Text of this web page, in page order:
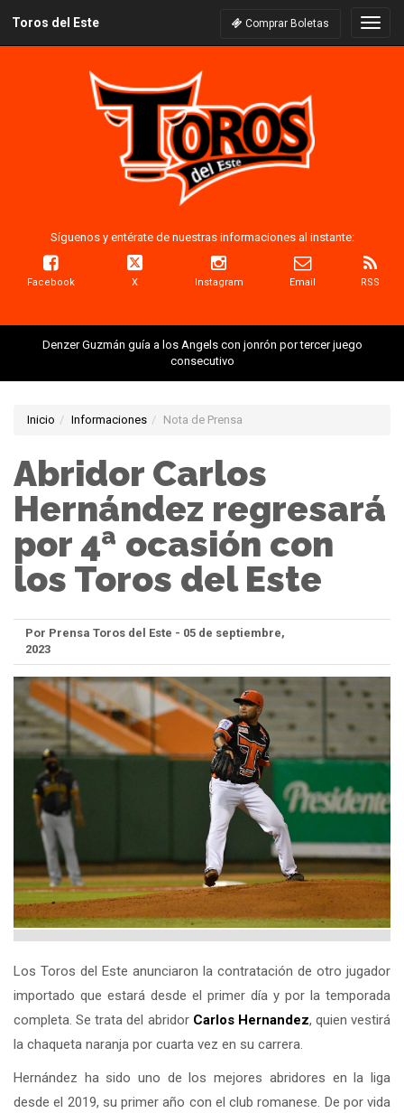
Toros del Este Comprar Boletas
Síguenos y entérate de nuestras informaciones al instante:
Facebook X Instagram Email RSS
Denzer Guzmán guía a los Angels con jonrón por tercer juego
consecutivo
Inicio Informaciones Nota de Prensa
Abridor Carlos
Hernández regresará
por 4ª ocasión con
los Toros del Este
Por Prensa Toros del Este - 05 de septiembre,
2023
Los Toros del Este anunciaron la contratación de otro jugador
importado que estará desde el primer día y por la temporada
completa. Se trata del abridor Carlos Hernandez, quien vestirá
la chaqueta naranja por cuarta vez en su carrera.
Hernández ha sido uno de los mejores abridores en la liga
desde el 2019, su primer año con el club romanese. De por vida